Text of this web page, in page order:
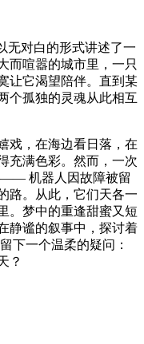
无对白的形式讲述了一
而喧嚣的城市里，一只
让它渴望陪伴。直到某
个孤独的灵魂从此相互
戏，在海边看日落，在
充满色彩。然而，一次
—— 机器人因故障被留
路。从此，它们天各一
。梦中的重逢甜蜜又短
静谧的叙事中，探讨着
下一个温柔的疑问：
？